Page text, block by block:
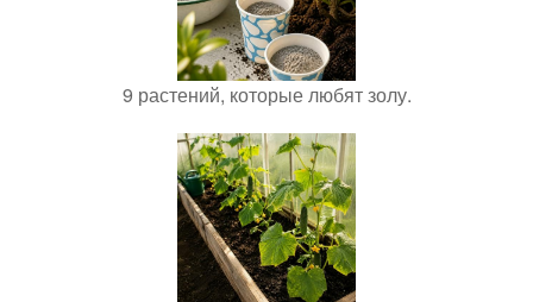
9 растений, которые любят золу.